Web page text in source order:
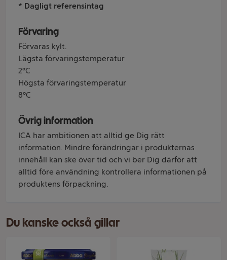
* Dagligt referensintag
Förvaring
Förvaras kylt.
Lägsta förvaringstemperatur
2°C
Högsta förvaringstemperatur
8°C
Övrig information
ICA har ambitionen att alltid ge Dig rätt
information. Mindre förändringar i produkternas
innehåll kan ske över tid och vi ber Dig därför att
alltid före användning kontrollera informationen på
produktens förpackning.
Du kanske också gillar